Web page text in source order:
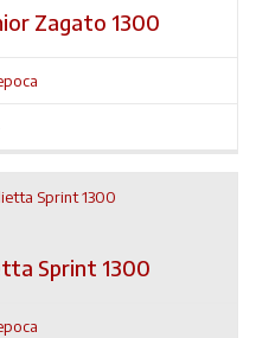
Zagato 1300
Sprint 1300